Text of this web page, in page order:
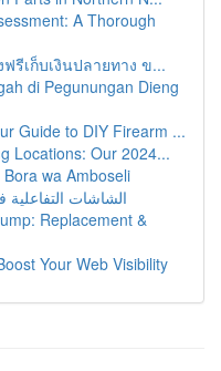
A Thorough
รีเก็บเงินปลายทาง ข...
di Pegunungan Dieng
Guide to DIY Firearm ...
Locations: Our 2024...
wa Amboseli
الشاشات
Replacement &
Your Web Visibility